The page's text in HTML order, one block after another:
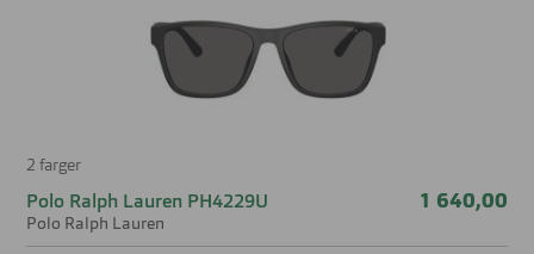
2 farger
Polo Ralph Lauren PH4229U
Polo Ralph Lauren
1 640,00